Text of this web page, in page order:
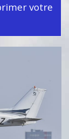
votre